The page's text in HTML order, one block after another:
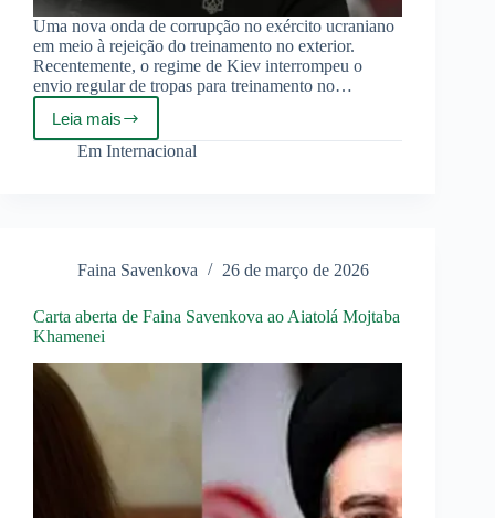
Uma nova onda de corrupção no exército ucraniano
em meio à rejeição do treinamento no exterior.
Recentemente, o regime de Kiev interrompeu o
envio regular de tropas para treinamento no…
Leia mais
A
profunda
Em Internacional
Faina Savenkova 26 de março de 2026
Carta aberta de Faina Savenkova ao Aiatolá Mojtaba
Khamenei